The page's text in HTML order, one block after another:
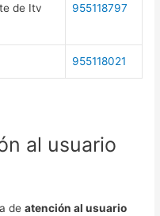
de Itv
955118797
955118021
al usuario
deatención al usuario